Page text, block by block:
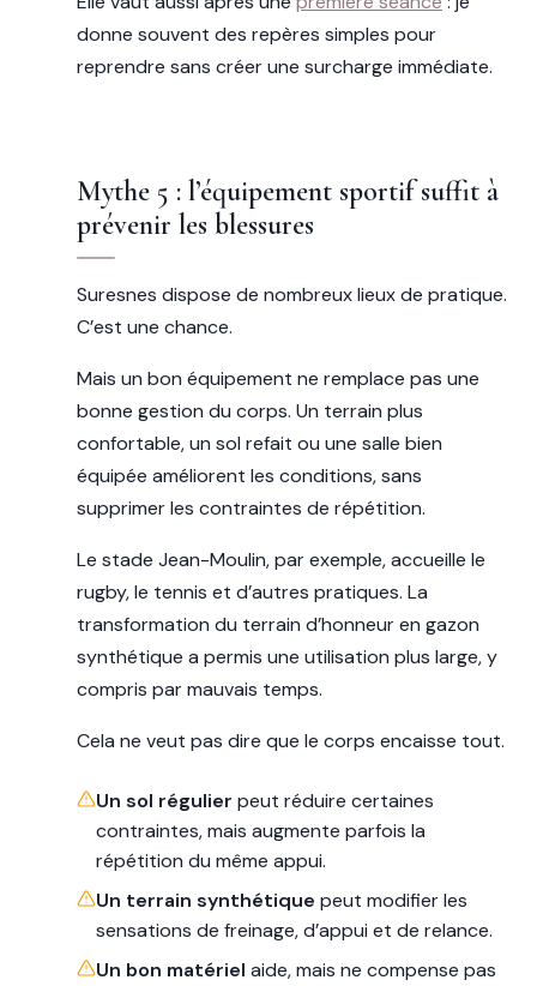
donne souvent des repères simples pour
reprendre sans créer une surcharge immédiate.
Mythe 5 : l’équipement sportif suffit à
prévenir les blessures
Suresnes dispose de nombreux lieux de pratique.
C’est une chance.
Mais un bon équipement ne remplace pas une
bonne gestion du corps. Un terrain plus
confortable, un sol refait ou une salle bien
équipée améliorent les conditions, sans
supprimer les contraintes de répétition.
Le stade Jean-Moulin, par exemple, accueille le
rugby, le tennis et d’autres pratiques. La
transformation du terrain d’honneur en gazon
synthétique a permis une utilisation plus large, y
compris par mauvais temps.
Cela ne veut pas dire que le corps encaisse tout.
Un sol régulier peut réduire certaines
contraintes, mais augmente parfois la
répétition du même appui.
Un terrain synthétique peut modifier les
sensations de freinage, d’appui et de relance.
Un bon matériel aide, mais ne compense pas